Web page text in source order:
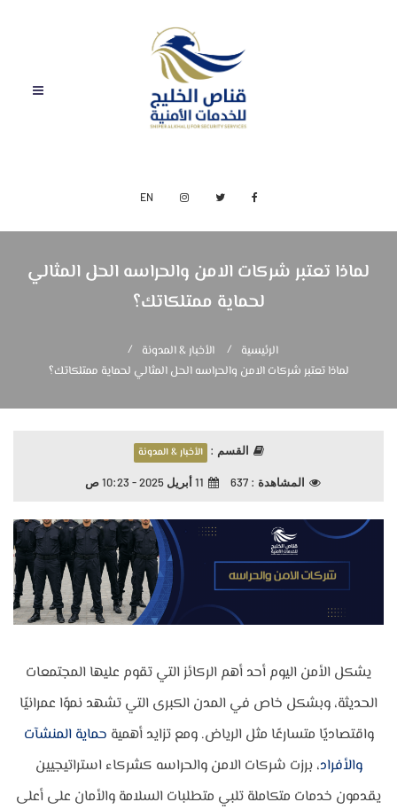
EN
لماذا تعتبر شركات الامن والحراسه الحل المثالي
لحماية ممتلكاتك؟
الرئيسية
الأخبار & المدونة
لماذا تعتبر شركات الامن والحراسه الحل المثالي لحماية ممتلكاتك؟
القسم : الأخبار & المدونة
المشاهدة : 637 11 أبريل 2025 - 10:23 ص
يشكل الأمن اليوم أحد أهم الركائز التي تقوم عليها المجتمعات
الحديثة، وبشكل خاص في المدن الكبرى التي تشهد نموًا عمرانيًا
واقتصاديًا متسارعًا مثل الرياض. ومع تزايد أهمية حماية المنشآت
والأفراد، برزت شركات الامن والحراسه كشركاء استراتيجيين
يقدمون خدمات متكاملة تلبي متطلبات السلامة والأمان على أعلى